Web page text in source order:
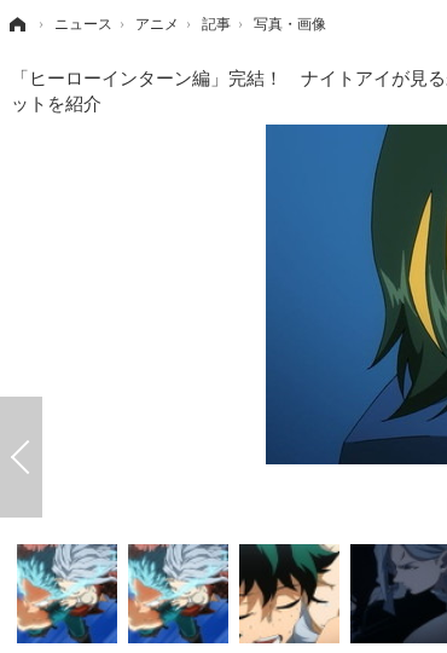
› ニュース › アニメ › 記事 › 写真・画像
「ヒーローインターン編」完結！ ナイトアイが見
ットを紹介